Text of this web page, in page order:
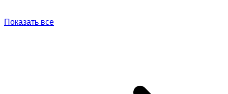
Показать все